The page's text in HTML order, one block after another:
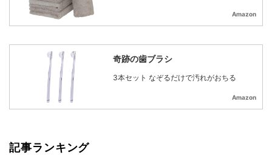
Amazon
奇跡の歯ブラシ
3本セット なぞるだけで汚れがおちる
Amazon
記事ランキング